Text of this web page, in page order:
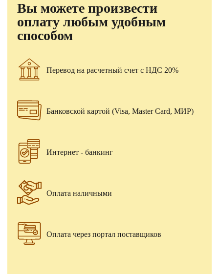
Вы можете произвести
оплату любым удобным
способом
Перевод на расчетный счет с НДС 20%
Банковской картой (Visa, Master Card, МИР)
Интернет - банкинг
Оплата наличными
Оплата через портал поставщиков